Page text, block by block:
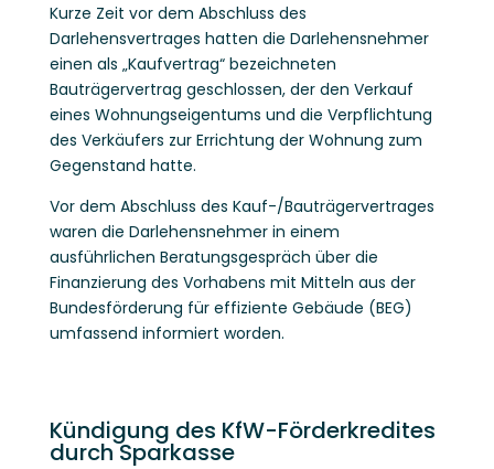
Kurze Zeit vor dem Abschluss des
Darlehensvertrages hatten die Darlehensnehmer
einen als „Kaufvertrag“ bezeichneten
Bauträgervertrag geschlossen, der den Verkauf
eines Wohnungseigentums und die Verpflichtung
des Verkäufers zur Errichtung der Wohnung zum
Gegenstand hatte.
Vor dem Abschluss des Kauf-/Bauträgervertrages
waren die Darlehensnehmer in einem
ausführlichen Beratungsgespräch über die
Finanzierung des Vorhabens mit Mitteln aus der
Bundesförderung für effiziente Gebäude (BEG)
umfassend informiert worden.
Kündigung des KfW-Förderkredites
durch Sparkasse